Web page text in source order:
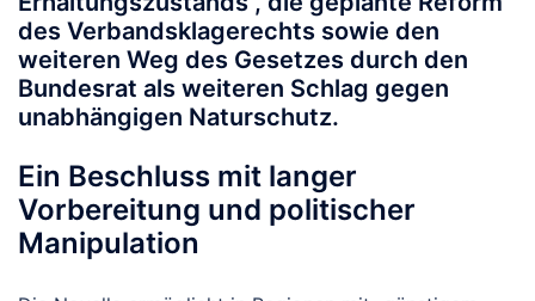
des Verbandsklagerechts sowie den
weiteren Weg des Gesetzes durch den
Bundesrat als weiteren Schlag gegen
unabhängigen Naturschutz.
Ein Beschluss mit langer
Vorbereitung und politischer
Manipulation